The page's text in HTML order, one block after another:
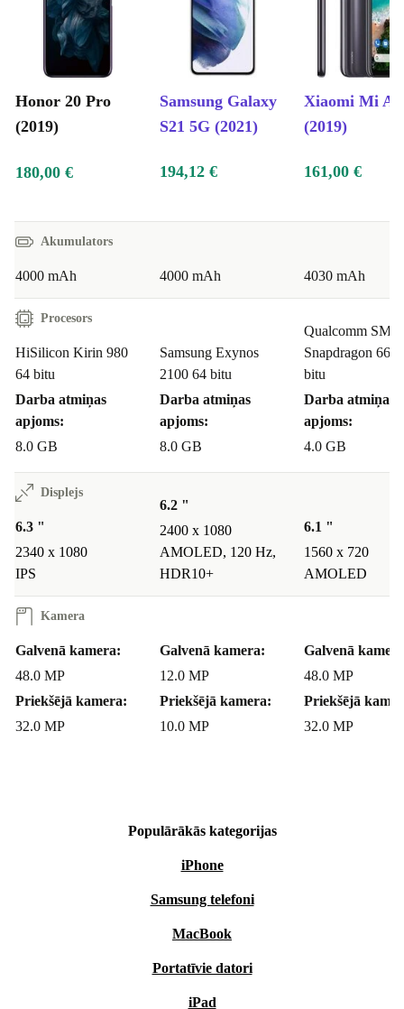
Honor 20 Pro
(2019)
Samsung Galaxy
S21 5G (2021)
Xiaomi Mi A3
(2019)
180,00 € 194,12 € 161,00 €
Akumulators
4000 mAh 4000 mAh 4030 mAh
Procesors
HiSilicon Kirin 980
64 bitu
Darba atmiņas
apjoms:
8.0 GB
Samsung Exynos
2100 64 bitu
Darba atmiņas
apjoms:
8.0 GB
Qualcomm
Snapdragon 665
bitu
Darba atmiņas
apjoms:
4.0 GB
Displejs
6.3 "
2340 x 1080
IPS
6.2 "
2400 x 1080
AMOLED, 120 Hz,
HDR10+
6.1 "
1560 x 720
AMOLED
Kamera
Galvenā kamera:
48.0 MP
Priekšējā kamera:
32.0 MP
Galvenā kamera:
12.0 MP
Priekšējā kamera:
10.0 MP
Galvenā
48.0 MP
Priekšējā
32.0 MP
Populārākās kategorijas
iPhone
Samsung telefoni
MacBook
Portatīvie datori
iPad